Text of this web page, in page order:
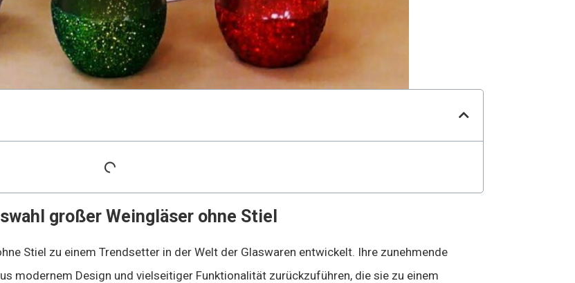
großer Weingläser ohne Stiel
Stiel zu einem Trendsetter in der Welt der Glaswaren entwickelt. Ihre zunehmende
modernem Design und vielseitiger Funktionalität zurückzuführen, die sie zu einem